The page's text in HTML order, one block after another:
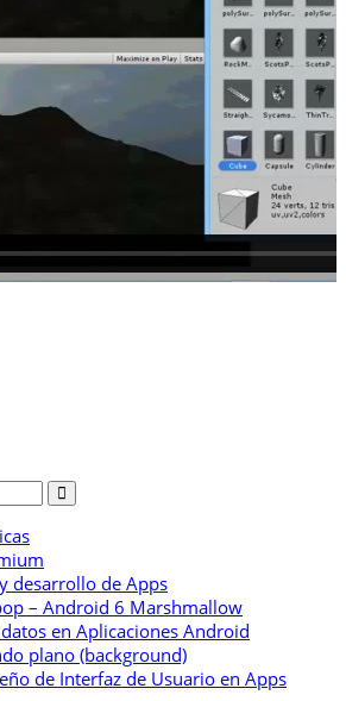
desarrollo de Apps
– Android 6 Marshmallow
en Aplicaciones Android
plano (background)
de Interfaz de Usuario en Apps